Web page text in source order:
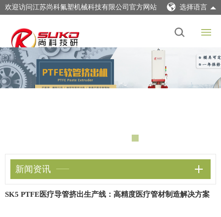
欢迎访问江苏尚科氟塑机械科技有限公司官方网站 选择语言
新闻资讯
SK5 PTFE医疗导管挤出生产线：高精度医疗管材制造解决方案